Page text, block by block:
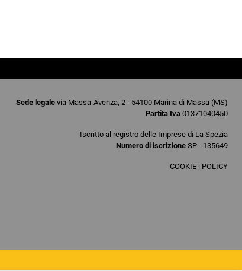
Sede legale via Massa-Avenza, 2 - 54100 Marina di Massa (MS)
Partita Iva 01371040450
Iscritto al registro delle Imprese di La Spezia
Numero di iscrizione SP - 135649
COOKIE | POLICY